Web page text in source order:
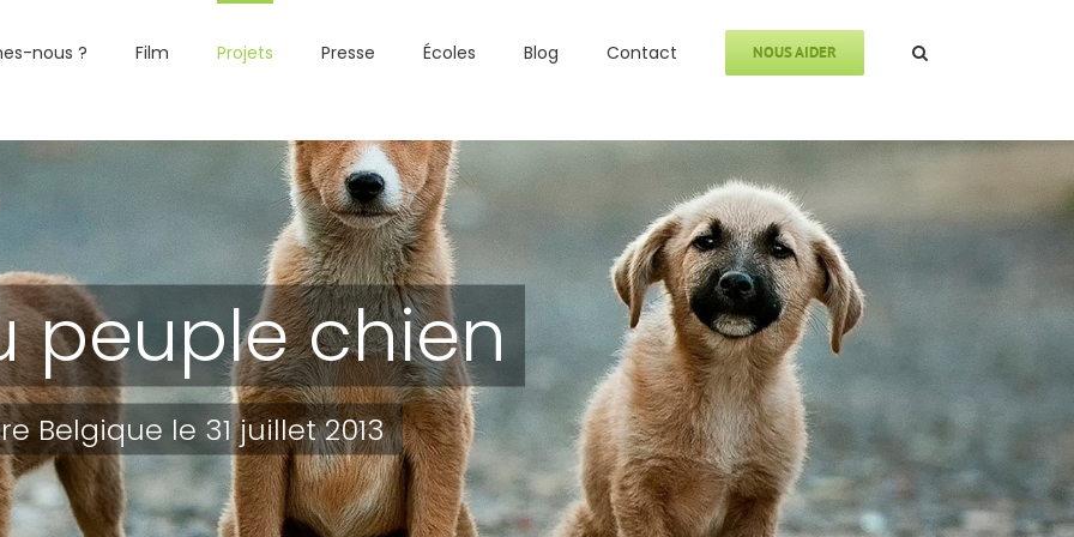
nous ? Film Projets Presse Écoles Blog Contact NOUS AIDER
peuple chien
Belgique le 31 juillet 2013